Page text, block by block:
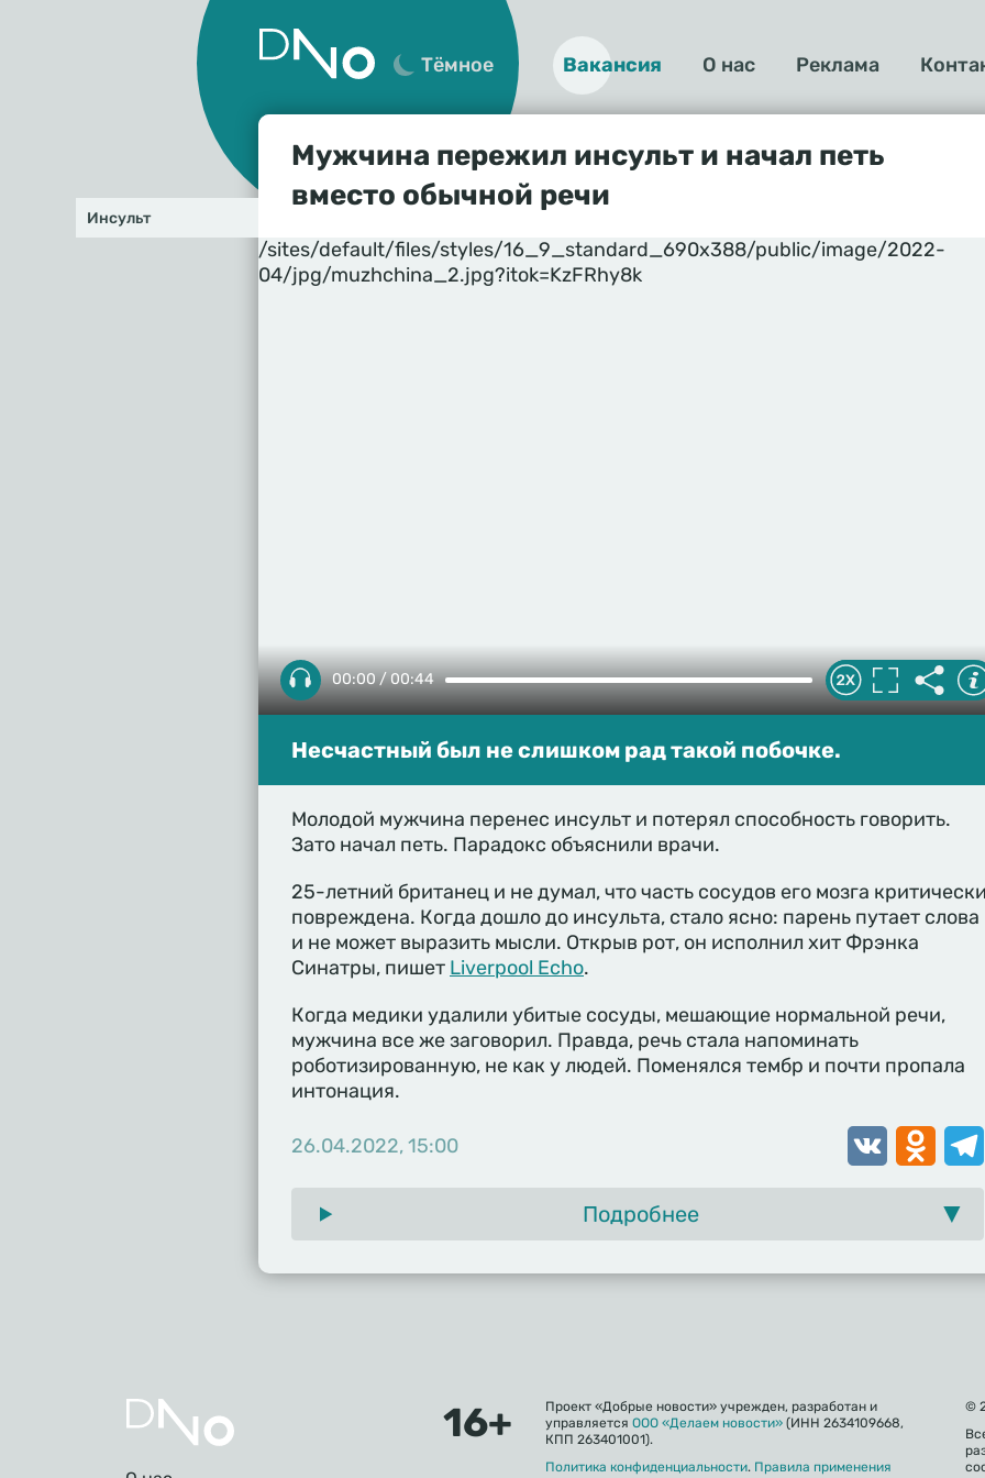
Тёмное
О
нас
Вакансия О нас Реклама
Мужчина пережил инсульт и начал петь
вместо обычной речи
/sites/default/files/styles/16_9_standard_690x388/public/image/2022-
04/jpg/muzhchina_2.jpg?itok=KzFRhy8k
00:00 / 00:44
Несчастный был не слишком рад такой побочке.
Молодой мужчина перенес инсульт и потерял способность говорить.
Зато начал петь. Парадокс объяснили врачи.
25-летний британец и не думал, что часть сосудов его мозга
повреждена. Когда дошло до инсульта, стало ясно: парень путает слова
и не может выразить мысли. Открыв рот, он исполнил хит Фрэнка
Синатры, пишет Liverpool Echo.
Когда медики удалили убитые сосуды, мешающие нормальной речи,
мужчина все же заговорил. Правда, речь стала напоминать
роботизированную, не как у людей. Поменялся тембр и почти пропала
интонация.
26.04.2022, 15:00 VK
Подробнее
Инсульт
Подвал
Проект «Добрые новости» учрежден, разработан и
управляется ООО «Делаем новости» (ИНН 2634109668,
КПП 263401001).
Политика конфиденциальности. Правила применения
©